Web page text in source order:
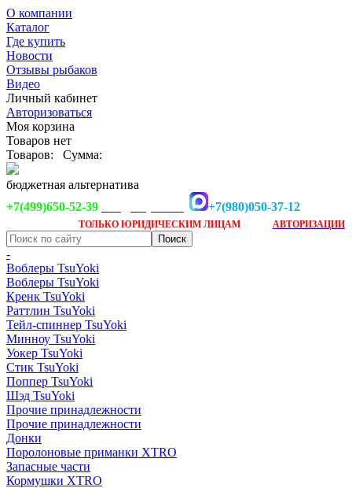
О компании
Каталог
Где купить
Новости
Отзывы рыбаков
Видео
Личный кабинет
Авторизоваться
Моя корзина
Товаров нет
Товаров:
Сумма:
бюджетная альтернатива
+7(499)650-52-39
+7(980)050-37-12
ТОЛЬКО ЮРИДИЧЕСКИМ ЛИЦАМ АВТОРИЗАЦИИ
-
Воблеры TsuYoki
Воблеры TsuYoki
Кренк TsuYoki
Раттлин TsuYoki
Тейл-спиннер TsuYoki
Минноу TsuYoki
Уокер TsuYoki
Стик TsuYoki
Поппер TsuYoki
Шэд TsuYoki
Прочие принадлежности
Прочие принадлежности
Донки
Поролоновые приманки XTRO
Запасные части
Кормушки XTRO